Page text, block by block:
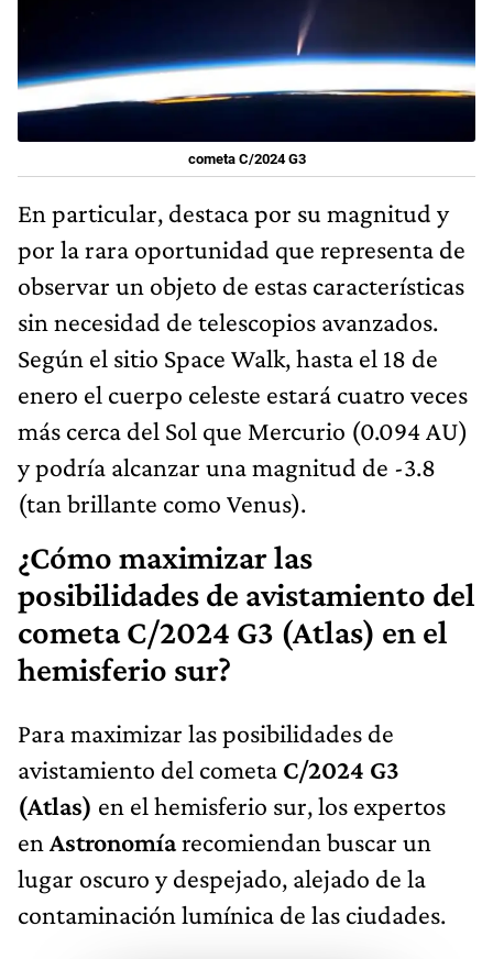
cometa C/2024 G3
En particular, destaca por su magnitud y
por la rara oportunidad que representa de
observar un objeto de estas características
sin necesidad de telescopios avanzados.
Según el sitio Space Walk, hasta el 18 de
enero el cuerpo celeste estará cuatro veces
más cerca del Sol que Mercurio (0.094 AU)
y podría alcanzar una magnitud de -3.8
(tan brillante como Venus).
¿Cómo maximizar las
posibilidades de avistamiento del
cometa C/2024 G3 (Atlas) en el
hemisferio sur?
Para maximizar las posibilidades de
avistamiento del cometa C/2024 G3
(Atlas) en el hemisferio sur, los expertos
en Astronomíarecomiendan buscar un
lugar oscuro y despejado, alejado de la
contaminación lumínica de las ciudades.